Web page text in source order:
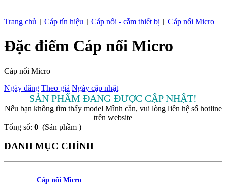
Trang chủ Cáp tín hiệu Cáp nối - cắm thiết bị Cáp nối Micro
Đặc điểm Cáp nối Micro
Cáp nối Micro
Ngày đăng Theo giá Ngày cập nhật
SẢN PHẨM ĐANG ĐƯỢC CẬP NHẬT!
Nếu bạn không tìm thấy model Mình cần, vui lòng liên hệ số hotline
trên website
Tổng số: 0 (Sản phầm )
DANH MỤC CHÍNH
Cáp nối Micro